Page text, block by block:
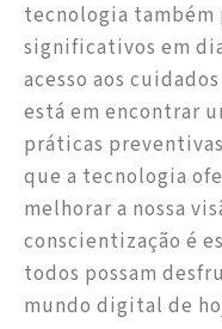
tecnologia também
significativos em
acesso aos
está em encontrar
práticas
que a tecnologia
melhorar a nossa
conscientização é
todos possam
mundo digital de